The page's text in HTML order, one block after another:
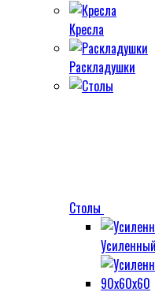
Кресла
Раскладушки
Столы